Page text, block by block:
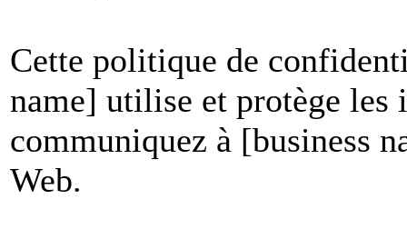
Cette politique de
name] utilise et protège les
communiquez à [business
Web.